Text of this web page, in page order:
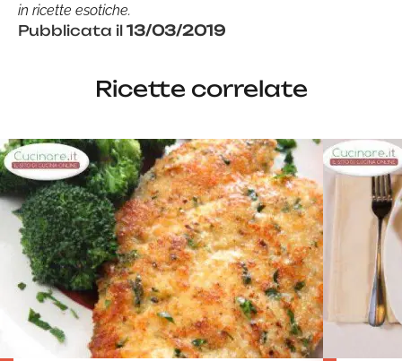
in ricette esotiche.
Pubblicata il 13/03/2019
Ricette correlate